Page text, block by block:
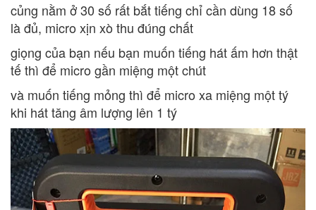
củng nằm ở 30 số rất bắt tiếng chỉ cần dùng 18 số
là đủ, micro xịn xò thu đúng chất
giọng của bạn nếu bạn muốn tiếng hát ấm hơn thật
tế thì để micro gần miệng một chút
và muốn tiếng mỏng thì để micro xa miệng một tý
khi hát tăng âm lượng lên 1 tý